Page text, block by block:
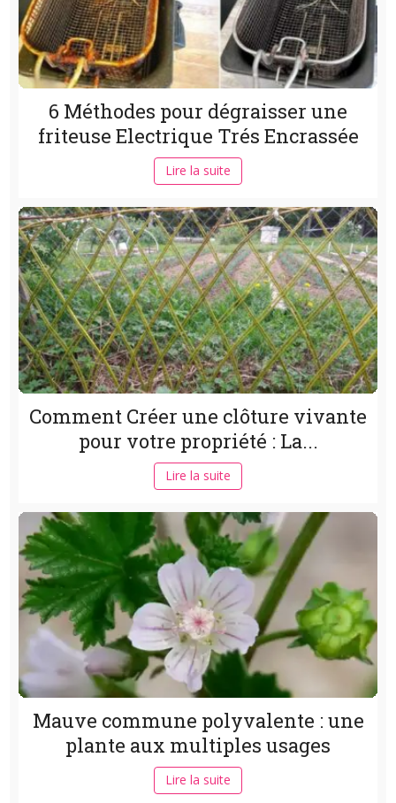
6 Méthodes pour dégraisser une
friteuse Electrique Trés Encrassée
Lire la suite
Comment Créer une clôture vivante
pour votre propriété : La...
Lire la suite
Mauve commune polyvalente : une
plante aux multiples usages
Lire la suite